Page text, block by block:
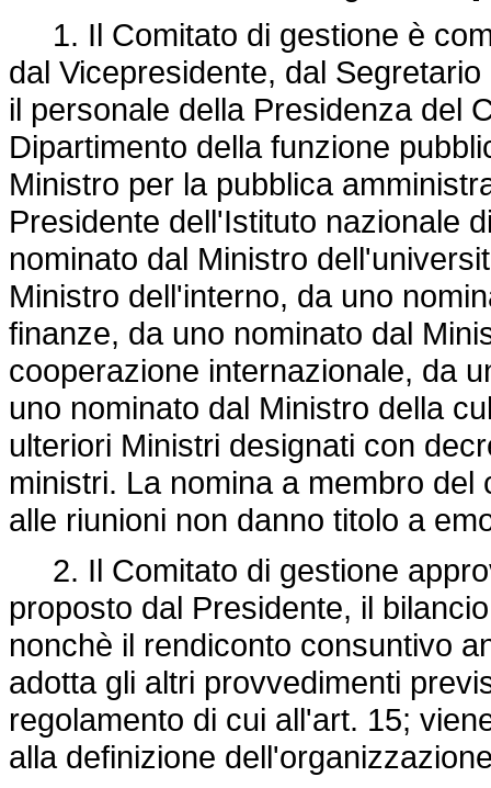
1. Il Comitato di gestione è
dal Vicepresidente, dal
il personale della Presidenza del
Dipartimento della funzione
Ministro per la pubblica
Presidente dell'Istituto nazionale
nominato dal Ministro
Ministro dell'interno, da uno
finanze, da uno nominato dal
cooperazione internazionale, da
uno nominato dal Ministro della
ulteriori Ministri designati con
ministri. La nomina a membro
alle riunioni non danno titolo a
2. Il Comitato di gestione
proposto dal Presidente, il
nonchè il rendiconto consuntivo
adotta gli altri provvedimenti
regolamento di cui all'art. 15;
alla definizione